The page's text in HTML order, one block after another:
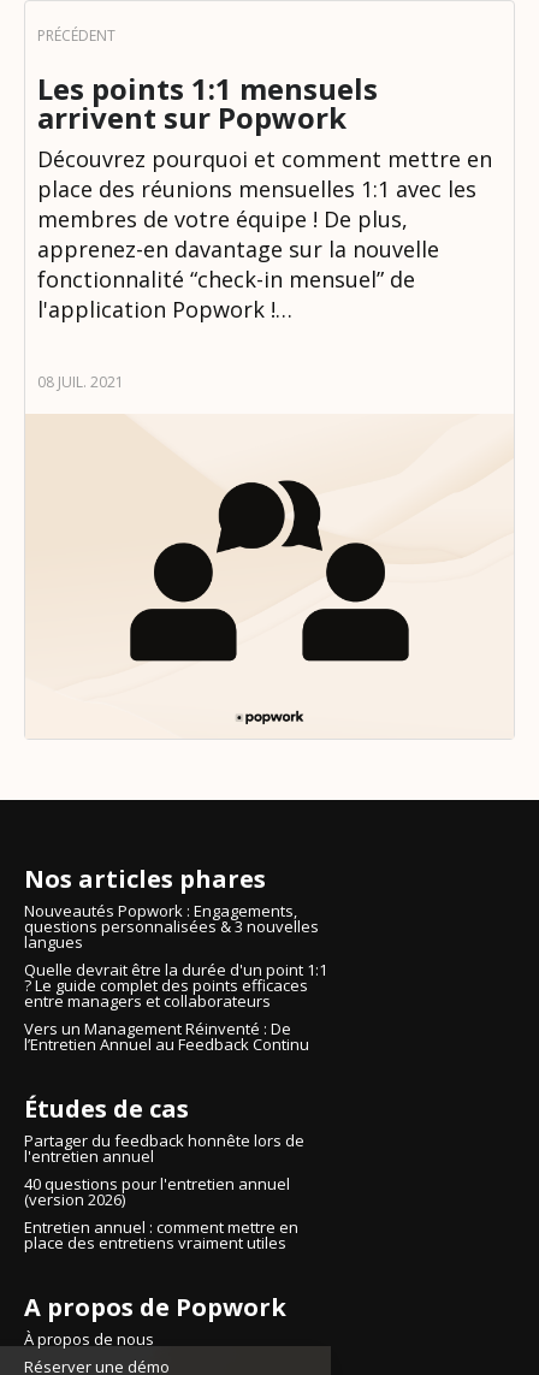
Les points 1:1 mensuels
arrivent sur Popwork
Découvrez pourquoi et comment mettre en
place des réunions mensuelles 1:1 avec les
membres de votre équipe ! De plus,
apprenez-en davantage sur la nouvelle
fonctionnalité “check-in mensuel” de
l'application Popwork !…
08 JUIL. 2021
Nos articles phares
Nouveautés Popwork : Engagements,
questions personnalisées & 3 nouvelles
langues
Quelle devrait être la durée d'un point 1:1
? Le guide complet des points efficaces
entre managers et collaborateurs
Vers un Management Réinventé : De
l’Entretien Annuel au Feedback Continu
Études de cas
Partager du feedback honnête lors de
l'entretien annuel
40 questions pour l'entretien annuel
(version 2026)
Entretien annuel : comment mettre en
place des entretiens vraiment utiles
A propos de Popwork
À propos de nous
Réserver une démo
Continuer sans accepter